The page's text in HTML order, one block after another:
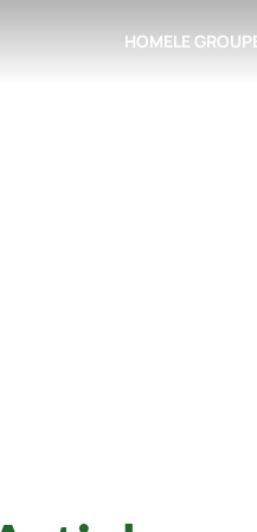
HOMELE